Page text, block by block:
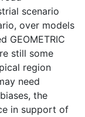
scenario
over models
GEOMETRIC
still some
region
need
the
in support of